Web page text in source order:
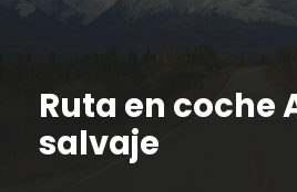
Ruta en coche
salvaje